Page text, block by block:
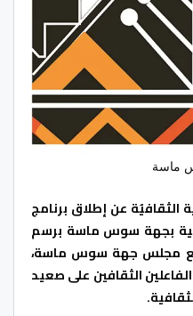
ماسة
عن إطلاق برنامج
بجهة سوس ماسة برسم
مع مجلس جهة سوس ماسة،
الثقافين على صعيد